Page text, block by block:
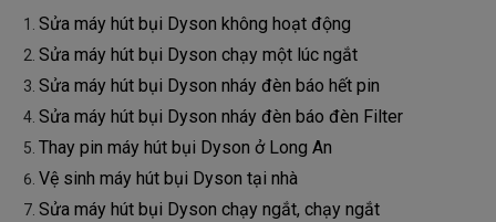
Sửa máy hút bụi Dyson không hoạt động
Sửa máy hút bụi Dyson chạy một lúc ngắt
Sửa máy hút bụi Dyson nháy đèn báo hết pin
Sửa máy hút bụi Dyson nháy đèn báo đèn Filter
Thay pin máy hút bụi Dyson ở Long An
Vệ sinh máy hút bụi Dyson tại nhà
Sửa máy hút bụi Dyson chạy ngắt, chạy ngắt